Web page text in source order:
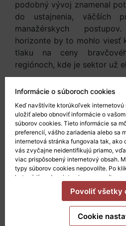
podobný vývoj znamenal
do ustajnenia, väčších
manažérskych
horizonte by to mohlo viesť
tlaku na ceny
regiónoch, kde je sektor už
konkurenčnú príležitosť.
vyššie welfare štandardy
získať lepšiu pozíciu na
prémiových výrobkov
obchodné reťazce citlivé
spôsobu chovu zvierat.
Rozhodnutie Nového
neznamená okamžitú
impulz, ktorý naznačuje,
ošípaných sa bude čoraz
Informácie o súboroch cookies
Keď navštívite ktorúkoľvek internetovú
uložiť alebo obnoviť informácie o
súborov cookies. Tieto informácie sa
preferencií, vášho zariadenia alebo sa
internetová stránka fungovala tak, ako
vás zvyčajne neidentifikujú priamo,
viac prispôsobený internetový obsah.
typy súborov cookies nepovolíte. Po
kategórií sa dozviete viac a zmeníte
Mali by ste však vedieť, že blokovanie
môže ovplyvniť vašu skúsenosť so
Viac informácií.
Cookie
Povoliť všetky